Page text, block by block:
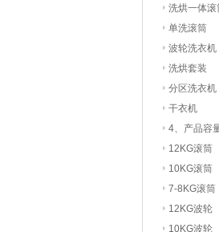
洗烘一体滚
单洗滚筒
波轮洗衣机
洗烘套装
分区洗衣机
干衣机
4、产品容
12KG滚筒
10KG滚筒
7-8KG滚筒
12KG波轮
10KG波轮